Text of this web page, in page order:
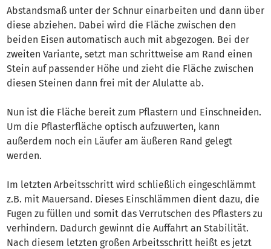
Abstandsmaß unter der Schnur einarbeiten und dann über
diese abziehen. Dabei wird die Fläche zwischen den
beiden Eisen automatisch auch mit abgezogen. Bei der
zweiten Variante, setzt man schrittweise am Rand einen
Stein auf passender Höhe und zieht die Fläche zwischen
diesen Steinen dann frei mit der Alulatte ab.
Nun ist die Fläche bereit zum Pflastern und Einschneiden.
Um die Pflasterfläche optisch aufzuwerten, kann
außerdem noch ein Läufer am äußeren Rand gelegt
werden.
Im letzten Arbeitsschritt wird schließlich eingeschlämmt
z.B. mit Mauersand. Dieses Einschlämmen dient dazu, die
Fugen zu füllen und somit das Verrutschen des Pflasters zu
verhindern. Dadurch gewinnt die Auffahrt an Stabilität.
Nach diesem letzten großen Arbeitsschritt heißt es jetzt